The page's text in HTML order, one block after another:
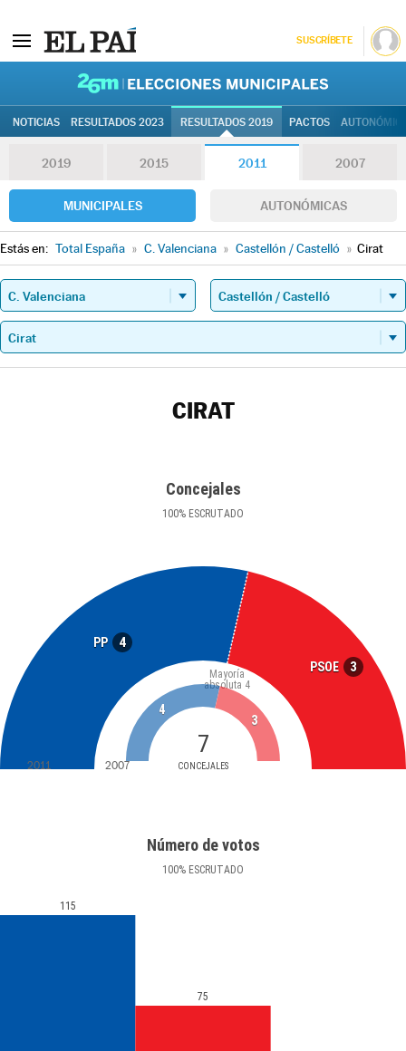
SUSCRÍBETE
NOTICIAS RESULTADOS 2023 RESULTADOS 2019 PACTOS
2019 2015 2011 2007
MUNICIPALES AUTONÓMICAS
Estás en: Total España » C. Valenciana » Castellón / Castelló » Cirat
CIRAT
Concejales
100% ESCRUTADO
PP 4
PSOE 3
7
CONCEJALES
Mayoría
absoluta 4
4
3
2011 2007
Número de votos
100% ESCRUTADO
115
75